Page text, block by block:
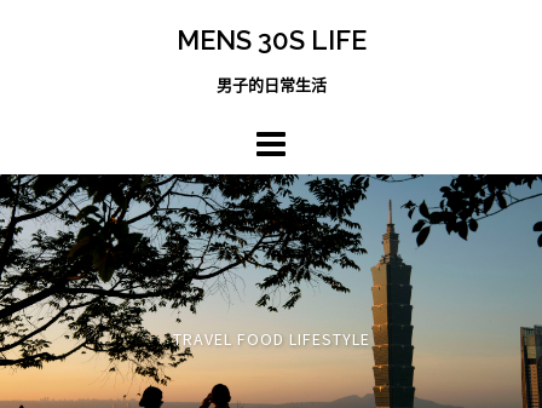
MENS 30S LIFE
男子的日常生活
TRAVEL FOOD LIFESTYLE